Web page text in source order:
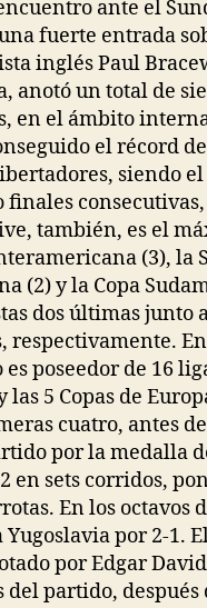
ante el
fuerte entrada
inglés Paul
anotó un total de
en el ámbito
el récord
siendo
finales
también, es el
(3), la
(2) y la Copa
dos últimas junto
respectivamente.
poseedor de 16
las 5 Copas de
cuatro, antes
por la medalla
en sets corridos,
En los octavos
por 2-1.
por Edgar
del partido,